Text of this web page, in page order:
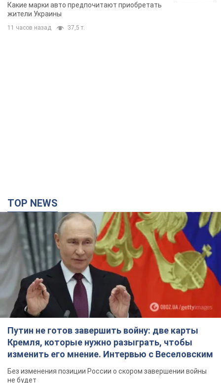
Какие марки авто предпочитают приобретать
жители Украины
11 часов назад 37,5 т.
TOP NEWS
Путин не готов завершить войну: две карты
Кремля, которые нужно разыграть, чтобы
изменить его мнение. Интервью с Веселовским
Без изменения позиции России о скором завершении войны
не будет